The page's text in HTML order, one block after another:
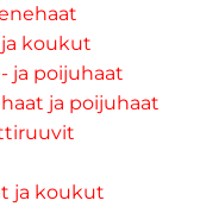
koukut
ja poijuhaat
ja poijuhaat
ja koukut